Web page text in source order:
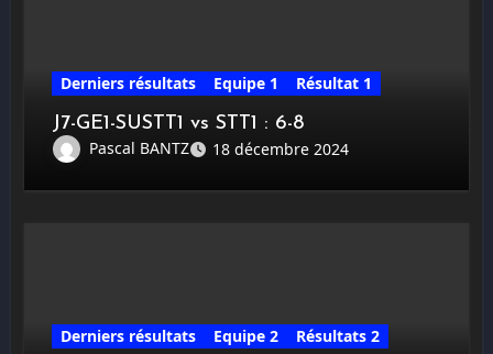
Derniers résultats Equipe 1
Résultat 1
J7-GE1-SUSTT1 vs STT1 : 6-8
Pascal BANTZ
18 décembre 2024
Derniers résultats Equipe 2
Résultats 2